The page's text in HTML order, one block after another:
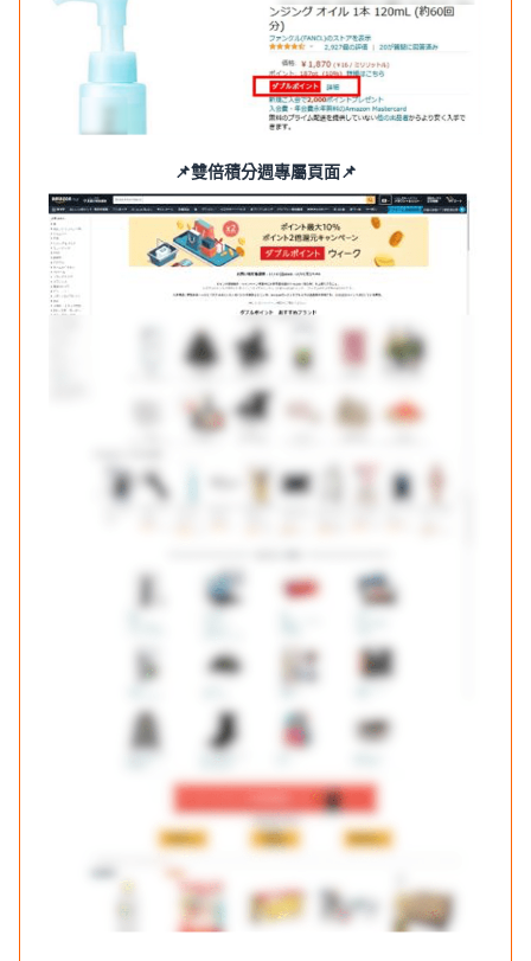
📌雙倍積分週專屬頁面📌